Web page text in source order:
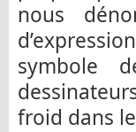
nous
symbole
froid dans